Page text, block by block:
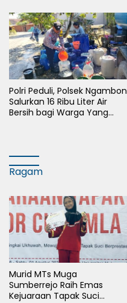
Polri Peduli, Polsek Ngambon
Salurkan 16 Ribu Liter Air
Bersih bagi Warga Yang
Ragam
Murid MTs Muga
Sumberrejo Raih Emas
Kejuaraan Tapak Suci